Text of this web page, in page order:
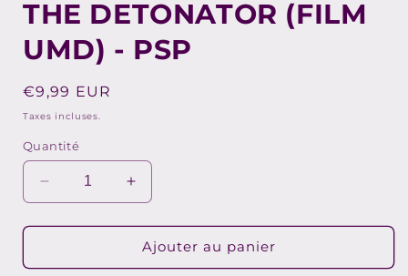
fenêtre
modale
THE DETONATOR (FILM
UMD) - PSP
Prix
habituel
€9,99 EUR
Taxes incluses.
Quantité
Réduire
la
quantité
THE
Augmenter
la
quantité
de
THE
Ajouter au panier